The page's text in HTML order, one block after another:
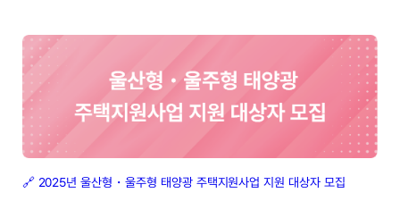
🔗 2025년 울산형・울주형 태양광 주택지원사업 지원 대상자 모집